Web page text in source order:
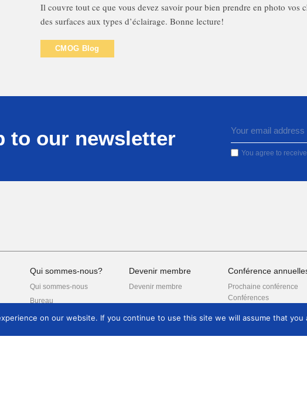
Il couvre tout ce que vous devez savoir pour bien prendre en photo vos
des surfaces aux types d’éclairage. Bonne lecture!
CMOG Blog
to our newsletter
You agree to
Qui sommes-nous?
Qui sommes-nous
Bureau
Devenir membre
Devenir membre
Conférence
Prochaine conférence
Conférences
Nos publications
on our website. If you continue to use this site we will assume that you